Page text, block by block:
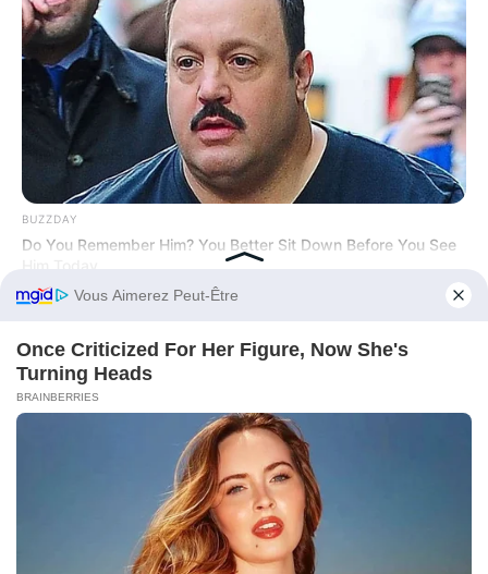
BUZZDAY
Do You Remember Him? You Better Sit Down Before You See
Before You Go